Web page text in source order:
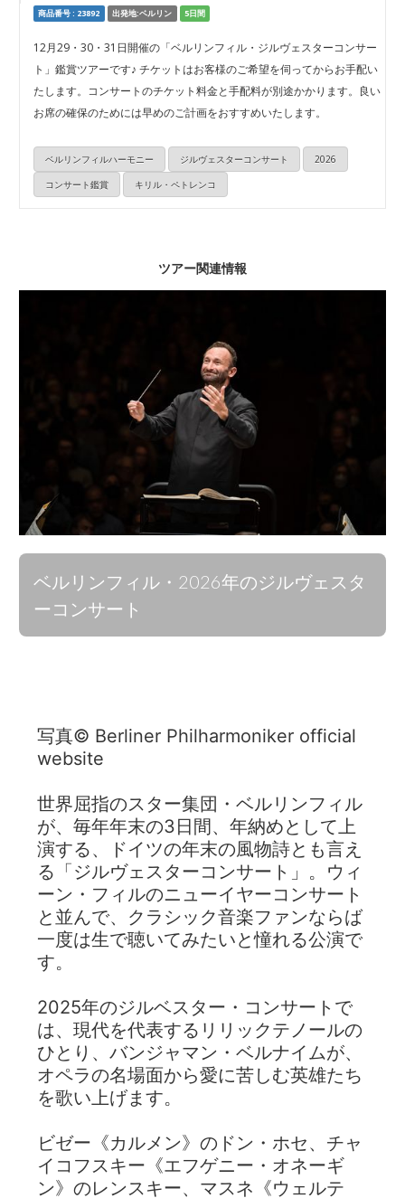
商品番号 : 23892 出発地:ベルリン 5日間
12月29・30・31日開催の「ベルリンフィル・ジルヴェスターコンサー
ト」鑑賞ツアーです♪ チケットはお客様のご希望を伺ってからお手配い
たします。コンサートのチケット料金と手配料が別途かかります。良い
お席の確保のためには早めのご計画をおすすめいたします。
ベルリンフィルハーモニー ジルヴェスターコンサート
2026
コンサート鑑賞
キリル・ペトレンコ
ツアー関連情報
ベルリンフィル・2026年のジルヴェスタ
ーコンサート
写真© Berliner Philharmoniker official
website
世界屈指のスター集団・ベルリンフィル
が、毎年年末の3日間、年納めとして上
演する、ドイツの年末の風物詩とも言え
る「ジルヴェスターコンサート」。ウィ
ーン・フィルのニューイヤーコンサート
と並んで、クラシック音楽ファンならば
一度は生で聴いてみたいと憧れる公演で
す。
2025年のジルベスター・コンサートで
は、現代を代表するリリックテノールの
ひとり、バンジャマン・ベルナイムが、
オペラの名場面から愛に苦しむ英雄たち
を歌い上げます。
ビゼー《カルメン》のドン・ホセ、チャ
イコフスキー《エフゲニー・オネーギ
ン》のレンスキー、マスネ《ウェルテ